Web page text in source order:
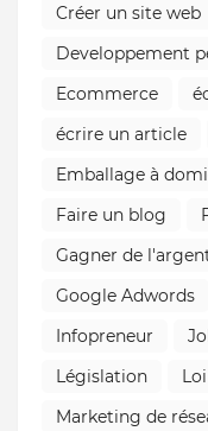
Créer un site web
Developpement
Ecommerce
écrire un article
Emballage à
Faire un blog
Gagner de
Google Adwords
Infopreneur
Législation
Loi
Marketing de